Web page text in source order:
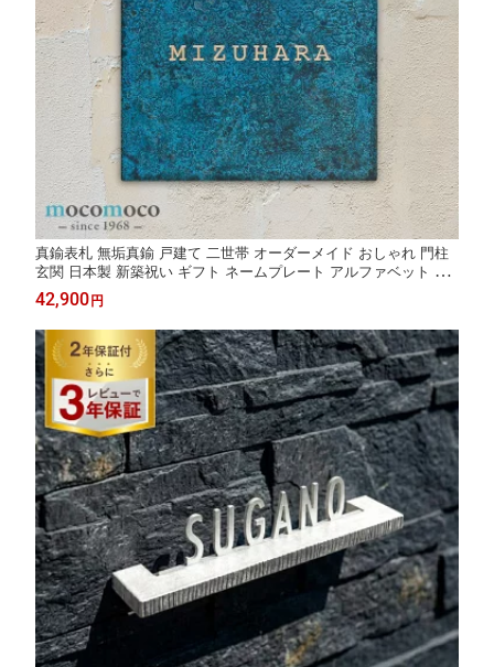
真鍮表札 無垢真鍮 戸建て 二世帯 オーダーメイド おしゃれ 門柱
玄関 日本製 新築祝い ギフト ネームプレート アルファベット シ
ンプル かわいい モダン 送料無料【Jey type-03】
42,900円